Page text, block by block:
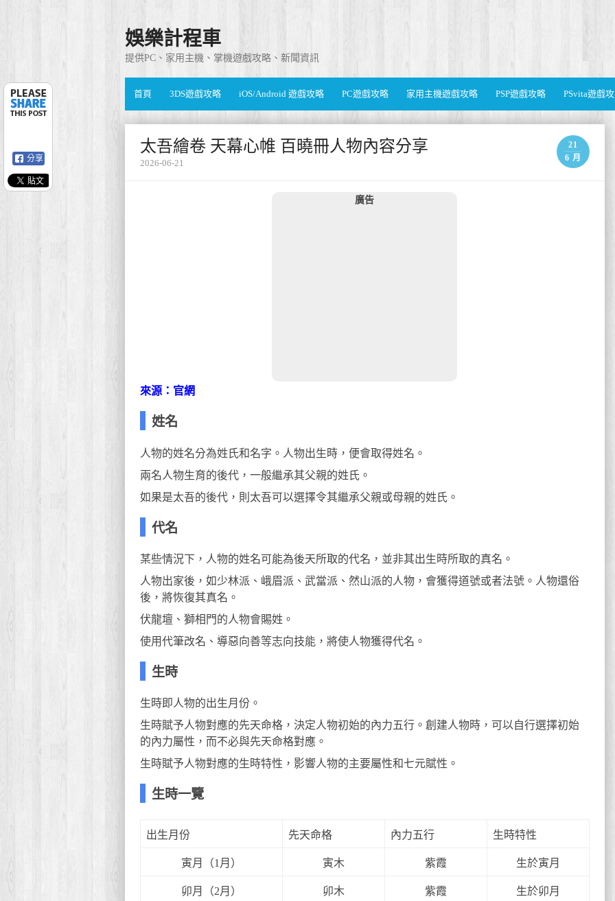
娛樂計程車
提供PC、家用主機、掌機遊戲攻略、新聞資訊
首頁 3DS遊戲攻略 iOS/Android 遊戲攻略 PC遊戲攻略 家用主機遊戲攻略 PSP遊戲攻略 PSvita遊戲
太吾繪卷 天幕心帷 百曉冊人物內容分享
21
6 月
2026-06-21
廣告
來源：官網
姓名
人物的姓名分為姓氏和名字。人物出生時，便會取得姓名。
兩名人物生育的後代，一般繼承其父親的姓氏。
如果是太吾的後代，則太吾可以選擇令其繼承父親或母親的姓氏。
代名
某些情況下，人物的姓名可能為後天所取的代名，並非其出生時所取的真名。
人物出家後，如少林派、峨眉派、武當派、然山派的人物，會獲得道號或者法號。人物還俗
後，將恢復其真名。
伏龍壇、獅相門的人物會賜姓。
使用代筆改名、導惡向善等志向技能，將使人物獲得代名。
生時
生時即人物的出生月份。
生時賦予人物對應的先天命格，決定人物初始的內力五行。創建人物時，可以自行選擇初始
的內力屬性，而不必與先天命格對應。
生時賦予人物對應的生時特性，影響人物的主要屬性和七元賦性。
生時一覽
出生月份 先天命格 內力五行 生時特性
寅月（1月） 寅木 紫霞 生於寅月
卯月（2月） 卯木 紫霞 生於卯月
分享